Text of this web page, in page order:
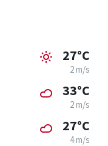
27°C
2 m/s
33°C
2 m/s
27°C
4 m/s